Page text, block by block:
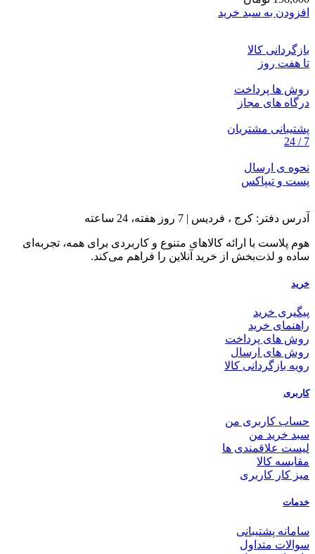
افزودن به سبد خرید
بازگردانی کالا
تا هفت روز
روش ها پرداخت
درگاه های مجاز
پشتیبانی مشتریان
7 / 24
نحوه ی ارسال
پست و تیپاکس
آدرس دفتر: کرج ، فردیس | 7 روز هفته، 24 ساعته
هوم پلاست با ارائه کالاهای متنوع و کاربردی برای همه، تجربه‌ای
ساده و لذت‌بخش از خرید آنلاین را فراهم می‌کند.
خرید
پیگیری خرید
راهنمای خرید
روش های پرداخت
روش های ارسال
رویه بازگردانی کالا
کاربری
حساب کاربری من
سبد خرید من
لیست علاقمندی ها
مقایسه کالا
میز کار کاربری
خدمات
سامانه پشتیبانی
سوالات متداول